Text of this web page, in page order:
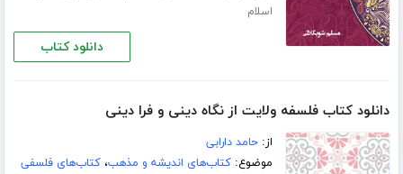
اسلام
دانلود کتاب
دانلود کتاب فلسفه ولایت از نگاه دینی و فرا دینی
از:حامد دارابی
موضوع:کتاب‌های اندیشه و مذهب،کتاب‌های فلسفی